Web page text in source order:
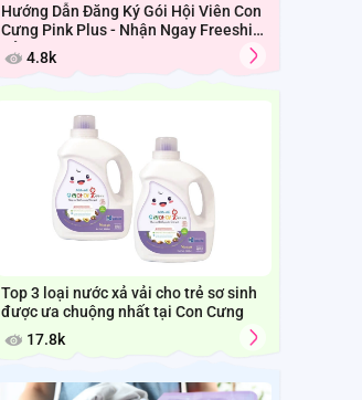
Hướng Dẫn Đăng Ký Gói Hội Viên Con
Cưng Pink Plus - Nhận Ngay Freeship
Cả Tháng
4.8k
Top 3 loại nước xả vải cho trẻ sơ sinh
được ưa chuộng nhất tại Con Cưng
17.8k